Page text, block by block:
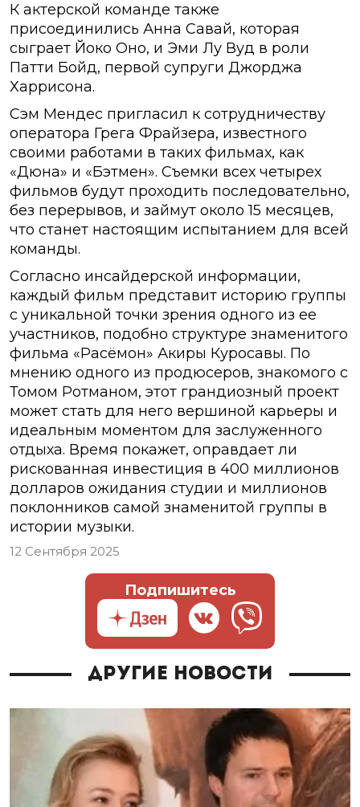
К актерской команде также
присоединились Анна Савай, которая
сыграет Йоко Оно, и Эми Лу Вуд в роли
Патти Бойд, первой супруги Джорджа
Харрисона.
Сэм Мендес пригласил к сотрудничеству
оператора Грега Фрайзера, известного
своими работами в таких фильмах, как
«Дюна» и «Бэтмен». Съемки всех четырех
фильмов будут проходить последовательно,
без перерывов, и займут около 15 месяцев,
что станет настоящим испытанием для всей
команды.
Согласно инсайдерской информации,
каждый фильм представит историю группы
с уникальной точки зрения одного из ее
участников, подобно структуре знаменитого
фильма «Расёмон» Акиры Куросавы. По
мнению одного из продюсеров, знакомого с
Томом Ротманом, этот грандиозный проект
может стать для него вершиной карьеры и
идеальным моментом для заслуженного
отдыха. Время покажет, оправдает ли
рискованная инвестиция в 400 миллионов
долларов ожидания студии и миллионов
поклонников самой знаменитой группы в
истории музыки.
12 Сентября 2025
Подпишитесь
Другие новости